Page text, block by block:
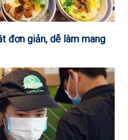
đơn giản, dễ làm mang